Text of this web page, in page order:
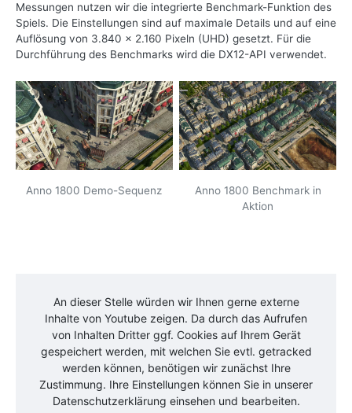
Messungen nutzen wir die integrierte Benchmark-Funktion des
Spiels. Die Einstellungen sind auf maximale Details und auf eine
Auflösung von 3.840 x 2.160 Pixeln (UHD) gesetzt. Für die
Durchführung des Benchmarks wird die DX12-API verwendet.
Anno 1800 Demo-Sequenz
Anno 1800 Benchmark in
Aktion
An dieser Stelle würden wir Ihnen gerne externe
Inhalte von Youtube zeigen. Da durch das Aufrufen
von Inhalten Dritter ggf. Cookies auf Ihrem Gerät
gespeichert werden, mit welchen Sie evtl. getracked
werden können, benötigen wir zunächst Ihre
Zustimmung. Ihre Einstellungen können Sie in unserer
Datenschutzerklärung einsehen und bearbeiten.